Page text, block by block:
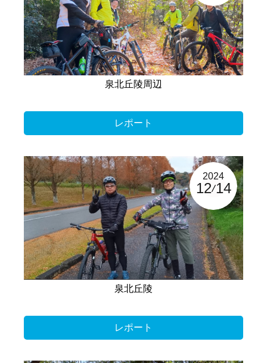
泉北丘陵周辺
レポート
2024
12 14
泉北丘陵
レポート